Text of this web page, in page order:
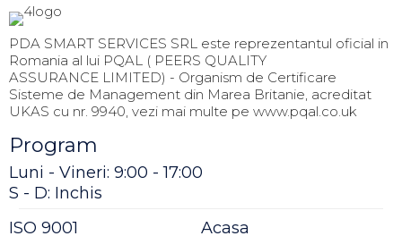
PDA SMART SERVICES SRL este reprezentantul oficial in
Romania al lui PQAL ( PEERS QUALITY
ASSURANCE LIMITED) - Organism de Certificare
Sisteme de Management din Marea Britanie, acreditat
UKAS cu nr. 9940, vezi mai multe pe www.pqal.co.uk
Program
Luni - Vineri: 9:00 - 17:00
S - D: Inchis
ISO 9001
Acasa